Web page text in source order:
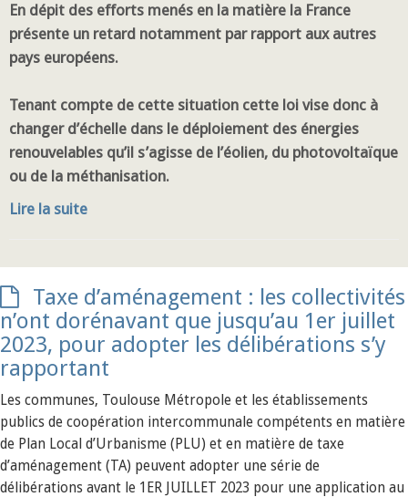
En dépit des efforts menés en la matière la France
présente un retard notamment par rapport aux autres
pays européens.
Tenant compte de cette situation cette loi vise donc à
changer d’échelle dans le déploiement des énergies
renouvelables qu’il s’agisse de l’éolien, du photovoltaïque
ou de la méthanisation.
Lire la suite
Taxe d’aménagement : les collectivités
n’ont dorénavant que jusqu’au 1er juillet
2023, pour adopter les délibérations s’y
rapportant
Les communes, Toulouse Métropole et les établissements
publics de coopération intercommunale compétents en matière
de Plan Local d’Urbanisme (PLU) et en matière de taxe
d’aménagement (TA) peuvent adopter une série de
délibérations avant le 1ER JUILLET 2023 pour une application au